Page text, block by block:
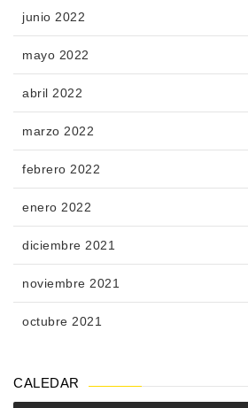
junio 2022
mayo 2022
abril 2022
marzo 2022
febrero 2022
enero 2022
diciembre 2021
noviembre 2021
octubre 2021
CALEDAR